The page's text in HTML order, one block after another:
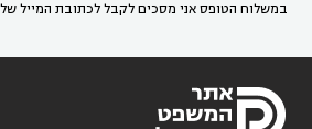
במשלוח הטופס אני מסכים לקבל לכתובת המייל